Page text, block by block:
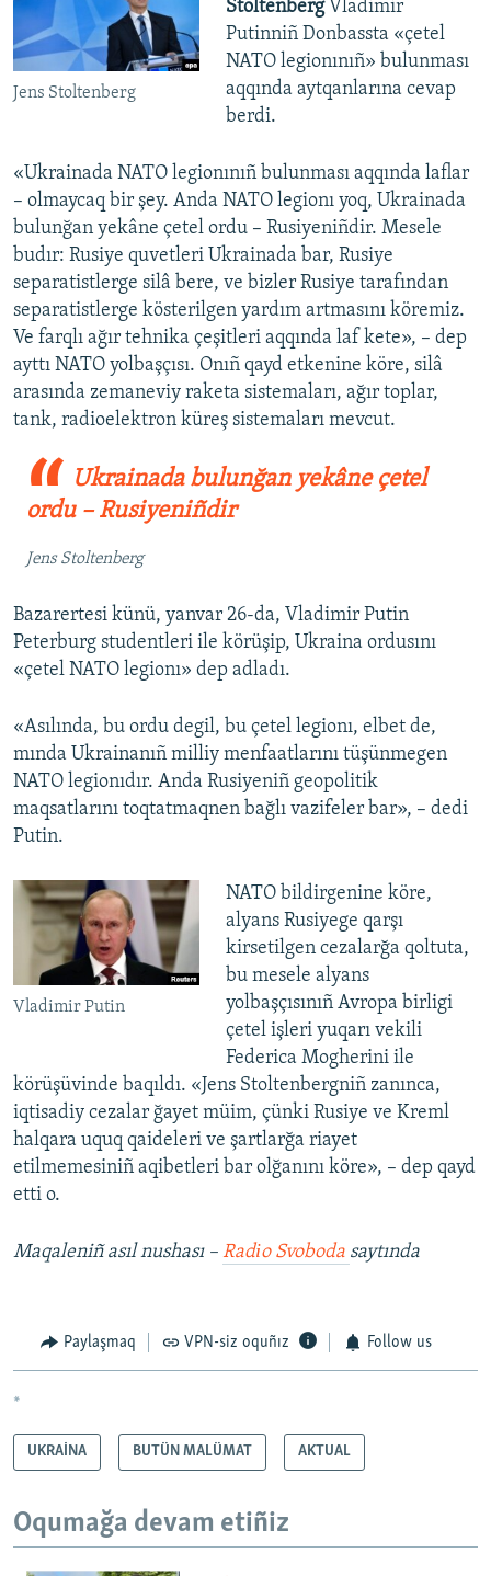
Jens Stoltenberg
Stoltenberg Vladimir
Putinniñ Donbassta «çetel
NATO legionınıñ» bulunması
aqqında aytqanlarına cevap
berdi.
«Ukrainada NATO legionınıñ bulunması aqqında laflar
– olmaycaq bir şey. Anda NATO legionı yoq, Ukrainada
bulunğan yekâne çetel ordu – Rusiyeniñdir. Mesele
budır: Rusiye quvetleri Ukrainada bar, Rusiye
separatistlerge silâ bere, ve bizler Rusiye tarafından
separatistlerge kösterilgen yardım artmasını köremiz.
Ve farqlı ağır tehnika çeşitleri aqqında laf kete», – dep
ayttı NATO yolbaşçısı. Onıñ qayd etkenine köre, silâ
arasında zemaneviy raketa sistemaları, ağır toplar,
tank, radioelektron küreş sistemaları mevcut.
Ukrainada bulunğan yekâne çetel
ordu – Rusiyeniñdir
Jens Stoltenberg
Bazarertesi künü, yanvar 26-da, Vladimir Putin
Peterburg studentleri ile körüşip, Ukraina ordusını
«çetel NATO legionı» dep adladı.
«Asılında, bu ordu degil, bu çetel legionı, elbet de,
mında Ukrainanıñ milliy menfaatlarını tüşünmegen
NATO legionıdır. Anda Rusiyeniñ geopolitik
maqsatlarını toqtatmaqnen bağlı vazifeler bar», – dedi
Putin.
Vladimir Putin
NATO bildirgenine köre,
alyans Rusiyege qarşı
kirsetilgen cezalarğa qoltuta,
bu mesele alyans
yolbaşçısınıñ Avropa birligi
çetel işleri yuqarı vekili
Federica Mogherini ile
körüşüvinde baqıldı. «Jens Stoltenbergniñ zanınca,
iqtisadiy cezalar ğayet müim, çünki Rusiye ve Kreml
halqara uquq qaideleri ve şartlarğa riayet
etilmemesiniñ aqibetleri bar olğanını köre», – dep qayd
etti o.
Maqaleniñ asıl nushası – Radіo Svoboda saytında
Paylaşmaq VPN-siz oquñız Follow us
*
UKRAİNA BUTÜN MALÜMAT AKTUAL
Oqumağa devam etiñiz